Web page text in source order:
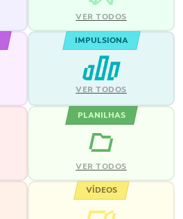
VER TODOS
IMPULSIONA
VER TODOS
PLANILHAS
VER TODOS
VÍDEOS